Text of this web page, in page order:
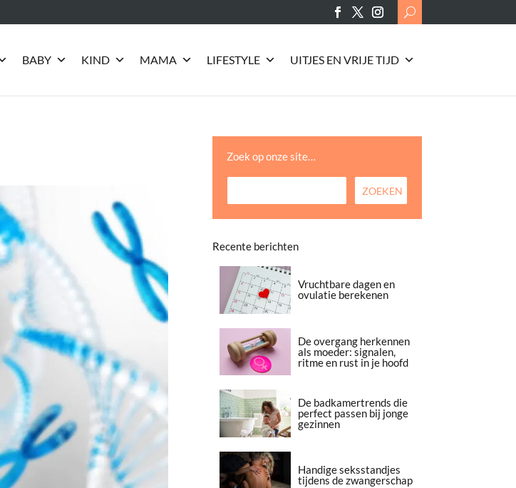
Search
for:
BABY KIND MAMA LIFESTYLE UITJES EN VRIJE TIJD
Zoek op onze site…
Recente berichten
Vruchtbare dagen en
ovulatie berekenen
De overgang herkennen
als moeder: signalen,
ritme en rust in je hoofd
De badkamertrends die
perfect passen bij jonge
gezinnen
Handige seksstandjes
tijdens de zwangerschap